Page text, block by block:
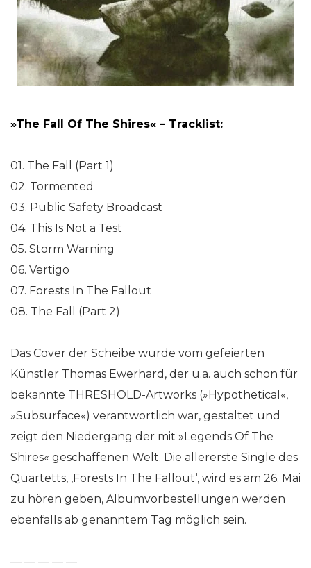
»The Fall Of The Shires« – Tracklist:
01. The Fall (Part 1)
02. Tormented
03. Public Safety Broadcast
04. This Is Not a Test
05. Storm Warning
06. Vertigo
07. Forests In The Fallout
08. The Fall (Part 2)
Das Cover der Scheibe wurde vom gefeierten
Künstler Thomas Ewerhard, der u.a. auch schon für
bekannte THRESHOLD-Artworks (»Hypothetical«,
»Subsurface«) verantwortlich war, gestaltet und
zeigt den Niedergang der mit »Legends Of The
Shires« geschaffenen Welt. Die allererste Single des
Quartetts, ‚Forests In The Fallout‘, wird es am 26. Mai
zu hören geben, Albumvorbestellungen werden
ebenfalls ab genanntem Tag möglich sein.
— — — — —